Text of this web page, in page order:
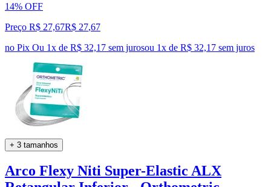
14% OFF
Preço R$ 27,67R$ 27,67
no Pix Ou 1x de R$ 32,17 sem jurosou 1x de R$ 32,17 sem juros
+ 3 tamanhos
Arco Flexy Niti Super-Elastic ALX